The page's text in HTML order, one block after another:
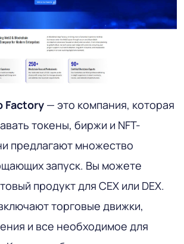
Factory — это компания, которая
токены, биржи и NFT-
предлагают множество
запуск. Вы можете
продукт для CEX или DEX.
торговые движки,
и все необходимое для